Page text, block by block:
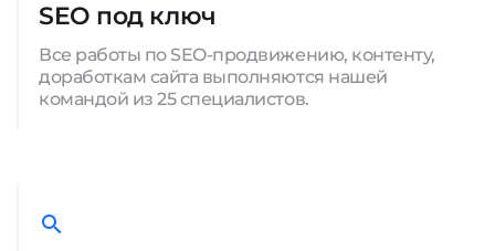
SEO под ключ
Все работы по SEO-продвижению, контенту,
доработкам сайта выполняются нашей
командой из 25 специалистов.